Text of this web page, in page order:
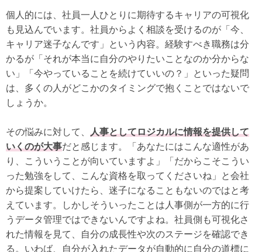
個人的には、社員一人ひとりに期待するキャリアの可視化
も見込んでいます。社員からよく相談を受けるのが「今、
キャリア迷子なんです」という内容。経験すべき職務は分
かるが「それが本当に自分のやりたいことなのか分からな
い」「今やっていることを続けていいの？」といった疑問
は、多くの人がどこかのタイミングで抱くことではないで
しょうか。
その悩みに対して、 人事としてロジカルに情報を提供して
いくのが大事だと感じます。「あなたにはこんな適性があ
り、こういうことが向いていますよ」「だからこそこうい
った勉強をして、こんな資格を取ってくださいね」と会社
から提案していけたら、迷子になることもないのではと考
えています。しかしそういったことは人事側が一方的に行
うデータ管理ではできないんですよね。社員側も可視化さ
れた情報を見て、自分の成長性や次のステージを確認でき
る。いわば、自分が入れたデータが自動的に自分の道標に